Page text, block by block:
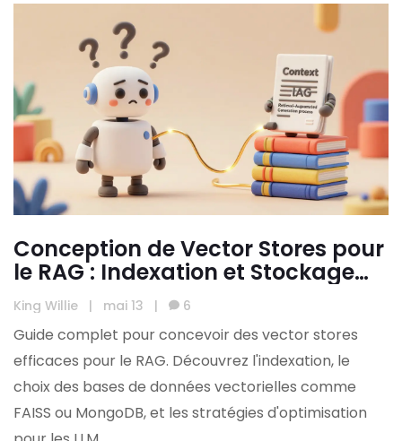
Conception de Vector Stores pour
le RAG : Indexation et Stockage
des LLM
King Willie | mai 13 | 6
Guide complet pour concevoir des vector stores
efficaces pour le RAG. Découvrez l'indexation, le
choix des bases de données vectorielles comme
FAISS ou MongoDB, et les stratégies d'optimisation